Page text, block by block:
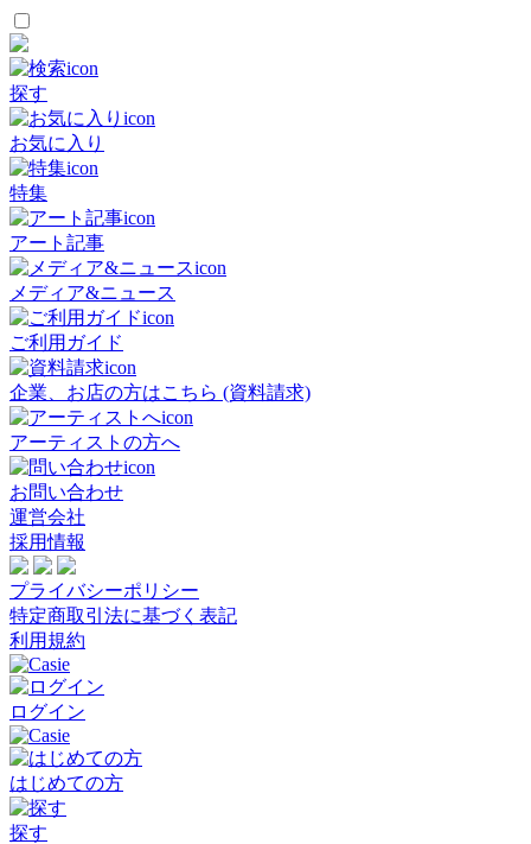
探す
お気に入り
特集
アート記事
メディア&ニュース
ご利用ガイド
企業、お店の方はこちら (資料請求)
アーティストの方へ
お問い合わせ
運営会社
採用情報
プライバシーポリシー
特定商取引法に基づく表記
利用規約
ログイン
はじめての方
探す